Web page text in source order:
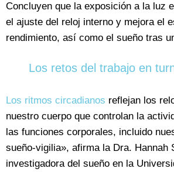
Concluyen que la exposición a la luz
el ajuste del reloj interno y mejora el
rendimiento, así como el sueño tras
Los retos del trabajo en
Los ritmos circadianos reflejan los
nuestro cuerpo que controlan la
las funciones corporales, incluido
sueño-vigilia», afirma la Dra. Hannah
investigadora del sueño en la